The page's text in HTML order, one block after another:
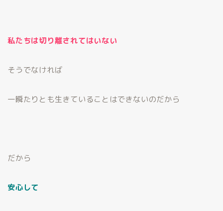
私たちは切り離されてはいない
そうでなければ
一瞬たりとも生きていることはできないのだから
だから
安心して